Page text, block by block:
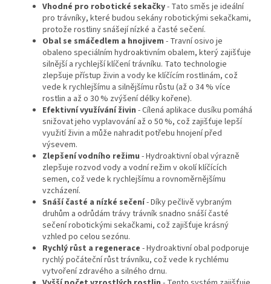
Vhodné pro robotické sekačky- Tato směs je ideální
pro trávníky, které budou sekány robotickými sekačkami,
protože rostliny snášejí nízké a časté sečení.
Obal se smáčedlem a hnojivem - Travní osivo je
obaleno speciálním hydroaktivním obalem, který zajišťuje
silnější a rychlejší klíčení trávníku. Tato technologie
zlepšuje přístup živin a vody ke klíčícím rostlinám, což
vede k rychlejšímu a silnějšímu růstu (až o 34 % více
rostlin a až o 30 % zvýšení délky kořene).
Efektivní využívání živin - Cílená aplikace dusíku pomáhá
snižovat jeho vyplavování až o 50 %, což zajišťuje lepší
využití živin a může nahradit potřebu hnojení před
výsevem.
Zlepšení vodního režimu - Hydroaktivní obal výrazně
zlepšuje rozvod vody a vodní režim v okolí klíčících
semen, což vede k rychlejšímu a rovnoměrnějšímu
vzcházení.
Snáší časté a nízké sečení- Díky pečlivě vybraným
druhům a odrůdám trávy trávník snadno snáší časté
sečení robotickými sekačkami, což zajišťuje krásný
vzhled po celou sezónu.
Rychlý růst a regenerace - Hydroaktivní obal podporuje
rychlý počáteční růst trávníku, což vede k rychlému
vytvoření zdravého a silného drnu.